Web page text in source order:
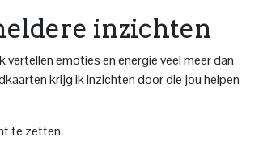
inzichten
emoties en energie veel meer dan
krijg ik inzichten door die jou helpen
te zetten.